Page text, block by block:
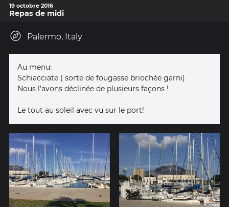
19 octobre 2016
Repas de midi
Palermo, Italy
Au menu:
Schiacciate ( sorte de fougasse briochée garni)
Nous l'avons déclinée de plusieurs façons !
Le tout au soleil avec vu sur le port!